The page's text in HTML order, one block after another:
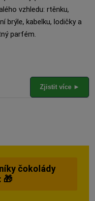
vzhledu: rtěnku,
brýle, kabelku, lodičky a
parfém.
Zjistit více ►
čokolády
🎁